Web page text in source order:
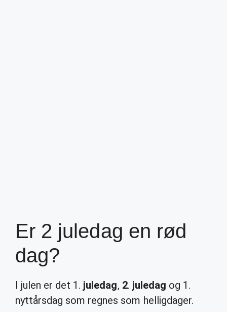
Er 2 juledag en rød
dag?
I julen er det 1. juledag, 2. juledag og 1.
nyttårsdag som regnes som helligdager.